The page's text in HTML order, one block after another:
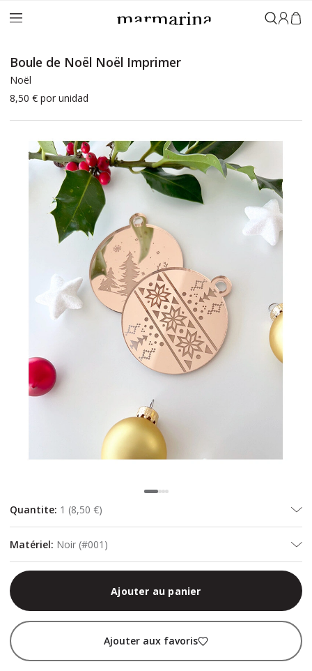
Boule de Noël Noël Imprimer
Noël
8,50 € por unidad
Quantite: 1 (8,50 €)
Matériel: Noir (#001)
Ajouter au panier
Ajouter aux favoris